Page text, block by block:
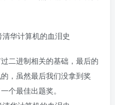
二进制相关的基础，最后的
，虽然最后我们没拿到奖
个最佳出题奖。